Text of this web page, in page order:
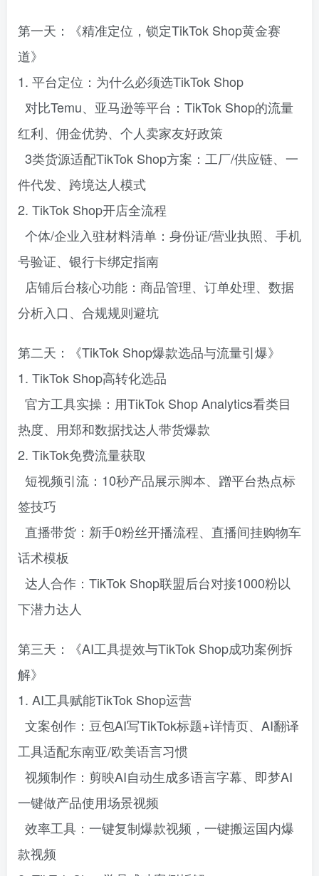
第一天：《精准定位，锁定TikTok Shop黄金赛
道》
1. 平台定位：为什么必须选TikTok Shop
对比Temu、亚马逊等平台：TikTok Shop的流量
红利、佣金优势、个人卖家友好政策
3类货源适配TikTok Shop方案：工厂/供应链、一
件代发、跨境达人模式
2. TikTok Shop开店全流程
个体/企业入驻材料清单：身份证/营业执照、手机
号验证、银行卡绑定指南
店铺后台核心功能：商品管理、订单处理、数据
分析入口、合规规则避坑
第二天：《TikTok Shop爆款选品与流量引爆》
1. TikTok Shop高转化选品
官方工具实操：用TikTok Shop Analytics看类目
热度、用郑和数据找达人带货爆款
2. TikTok免费流量获取
短视频引流：10秒产品展示脚本、蹭平台热点标
签技巧
直播带货：新手0粉丝开播流程、直播间挂购物车
话术模板
达人合作：TikTok Shop联盟后台对接1000粉以
下潜力达人
第三天：《AI工具提效与TikTok Shop成功案例拆
解》
1. AI工具赋能TikTok Shop运营
文案创作：豆包AI写TikTok标题+详情页、AI翻译
工具适配东南亚/欧美语言习惯
视频制作：剪映AI自动生成多语言字幕、即梦AI
一键做产品使用场景视频
效率工具：一键复制爆款视频，一键搬运国内爆
款视频